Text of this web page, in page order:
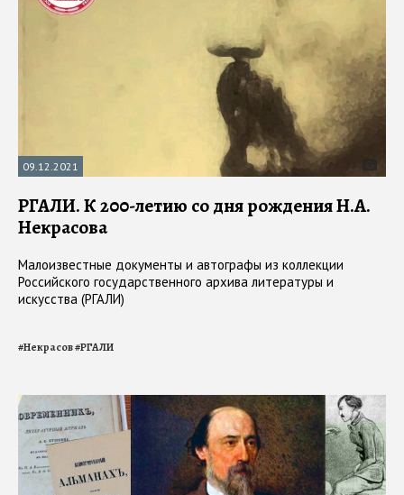
09.12.2021
РГАЛИ. К 200-летию со дня рождения Н.А.
Некрасова
Малоизвестные документы и автографы из коллекции
Российского государственного архива литературы и
искусства (РГАЛИ)
#Некрасов#РГАЛИ